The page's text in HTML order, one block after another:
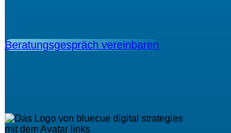
Beratungsgespräch vereinbaren